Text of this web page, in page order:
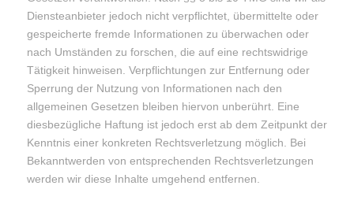
Diensteanbieter jedoch nicht verpflichtet, übermittelte oder
gespeicherte fremde Informationen zu überwachen oder
nach Umständen zu forschen, die auf eine rechtswidrige
Tätigkeit hinweisen. Verpflichtungen zur Entfernung oder
Sperrung der Nutzung von Informationen nach den
allgemeinen Gesetzen bleiben hiervon unberührt. Eine
diesbezügliche Haftung ist jedoch erst ab dem Zeitpunkt der
Kenntnis einer konkreten Rechtsverletzung möglich. Bei
Bekanntwerden von entsprechenden Rechtsverletzungen
werden wir diese Inhalte umgehend entfernen.